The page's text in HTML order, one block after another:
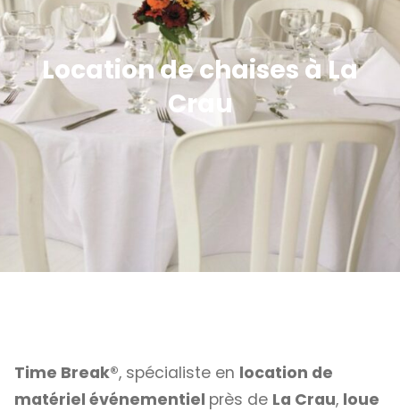
Location de chaises à La
Crau
Time Break®, spécialiste en location de
matériel événementiel près de La Crau, loue